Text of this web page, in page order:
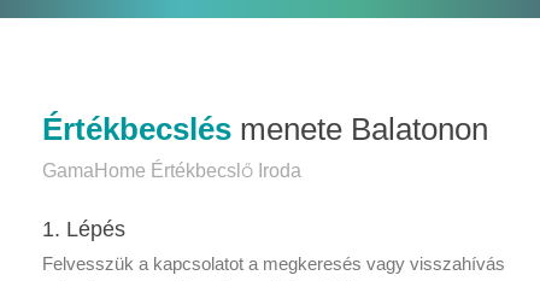
Értékbecslés menete Balatonon
GamaHome Értékbecslő Iroda
1. Lépés
Felvesszük a kapcsolatot a megkeresés vagy visszahívás